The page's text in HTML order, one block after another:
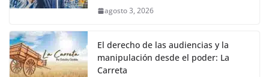
agosto 3, 2026
El derecho de las audiencias y la
manipulación desde el poder: La
Carreta